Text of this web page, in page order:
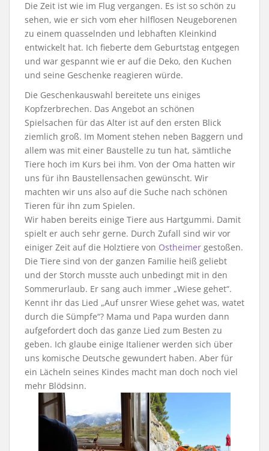
Die Zeit ist wie im Flug vergangen. Es ist so schön zu
sehen, wie er sich vom eher hilflosen Neugeborenen
zu einem quasselnden und lebhaften Kleinkind
entwickelt hat. Ich fieberte dem Geburtstag entgegen
und war gespannt wie er auf die Deko, den Kuchen
und seine Geschenke reagieren würde.
Die Geschenkauswahl bereitete uns einiges
Kopfzerbrechen. Das Angebot an schönen
Spielsachen für das Alter ist auf den ersten Blick
ziemlich groß. Im Moment stehen neben Baggern und
allem was mit einer Baustelle zu tun hat, sämtliche
Tiere hoch im Kurs bei ihm. Von der Oma hatten wir
uns für ihn Baustellensachen gewünscht. Wir
machten wir uns also auf die Suche nach schönen
Tieren für ihn zum Spielen.
Wir haben bereits einige Tiere aus Hartgummi. Damit
spielt er auch sehr gerne. Durch Zufall sind wir vor
einiger Zeit auf die Holztiere von Ostheimer gestoßen.
Die Tiere sind von der ganzen Familie heiß geliebt
und der Storch musste auch unbedingt mit in den
Sommerurlaub. Er sang auch immer „Wiese gehet“.
Kennt ihr das Lied „Auf unsrer Wiese gehet was, watet
durch die Sümpfe“? Mama und Papa wurden dann
aufgefordert doch das ganze Lied zum Besten zu
geben. Ich glaube einige Italiener werden sich über
uns komische Deutsche gewundert haben. Aber für
ein Lächeln seines Kindes macht man doch noch viel
mehr Blödsinn.